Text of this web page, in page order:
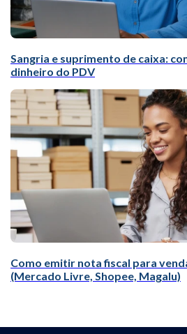
Sangria e suprimento de caixa:
dinheiro do PDV
Como emitir nota fiscal para
(Mercado Livre, Shopee, Magalu)